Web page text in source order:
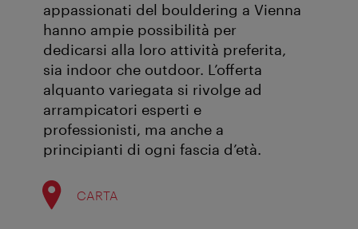
appassionati del bouldering a Vienna
hanno ampie possibilità per
dedicarsi alla loro attività preferita,
sia indoor che outdoor. L’offerta
alquanto variegata si rivolge ad
arrampicatori esperti e
professionisti, ma anche a
principianti di ogni fascia d’età.
CARTA